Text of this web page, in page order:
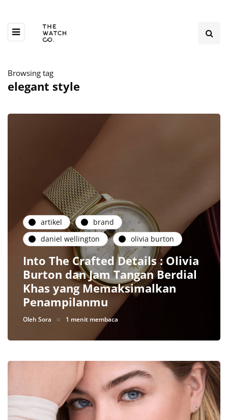
Browsing tag
elegant style
artikel
brand
daniel wellington
olivia burton
Into The Crafted Details : Olivia
Burton dan Jam Tangan Berdial
Khas yang Memaksimalkan
Penampilanmu
Oleh Sora 1 menit membaca